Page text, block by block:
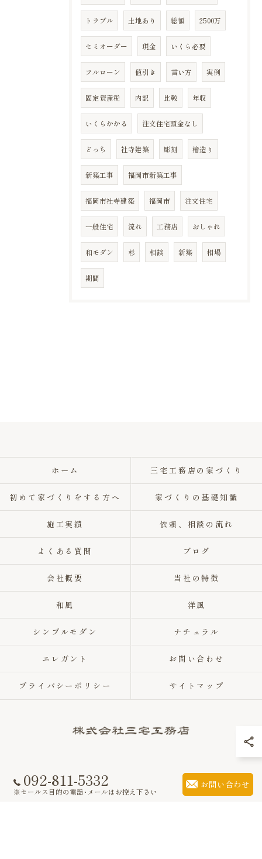
トラブル 土地あり 総額 2500万
セミオーダー 現金 いくら必要
フルローン 値引き 言い方 実例
固定資産税 内訳 比較 年収
いくらかかる 注文住宅頭金なし
どっち 社寺建築 彫刻 檜造り
新築工事 福岡市新築工事
福岡市社寺建築 福岡市 注文住宅
一般住宅 流れ 工務店 おしゃれ
和モダン 杉 相談 新築 相場
期間
092-811-5332
※セールス目的の電話･メールはお控え下さい
お問い合わせ
ホーム 三宅工務店の家づくり
初めて家づくりをする方へ 家づくりの基礎知識
施工実績 依頼、相談の流れ
よくある質問 ブログ
会社概要 当社の特徴
和風 洋風
シンプルモダン ナチュラル
エレガント お問い合わせ
プライバシーポリシー サイトマップ
© 2026 福岡県福岡市の注文住宅なら株式会社三宅工務店 ALL RIGHTS
RESERVED.